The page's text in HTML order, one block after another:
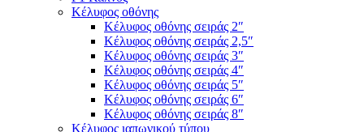
Κέλυφος οθόνης
Κέλυφος οθόνης σειράς 2″
Κέλυφος οθόνης σειράς 2,5″
Κέλυφος οθόνης σειράς 3″
Κέλυφος οθόνης σειράς 4″
Κέλυφος οθόνης σειράς 5″
Κέλυφος οθόνης σειράς 6″
Κέλυφος οθόνης σειράς 8″
Κέλυφος ιαπωνικού τύπου